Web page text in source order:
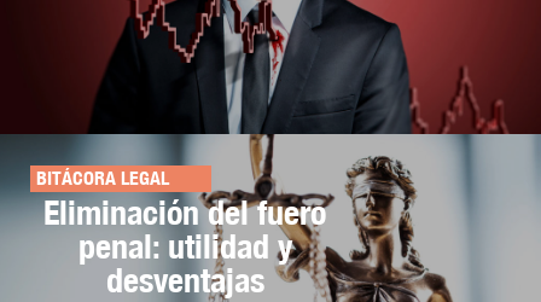
BITÁCORA LEGAL
Eliminación del fuero
penal: utilidad y
desventajas